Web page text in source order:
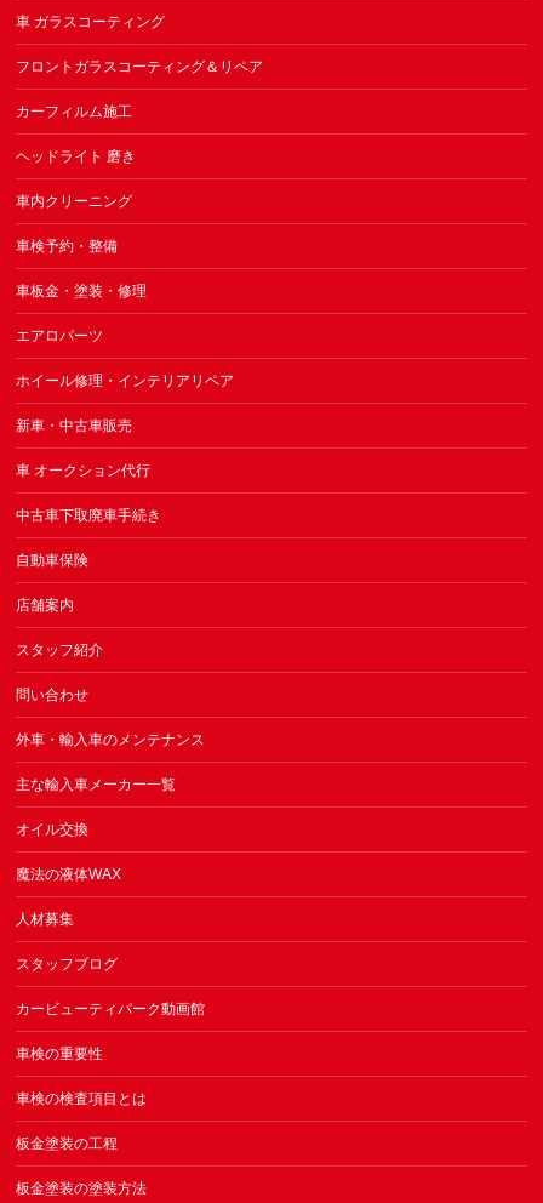
車 ガラスコーティング
フロントガラスコーティング＆リペア
カーフィルム施工
ヘッドライト 磨き
車内クリーニング
車検予約・整備
車板金・塗装・修理
エアロパーツ
ホイール修理・インテリアリペア
新車・中古車販売
車 オークション代行
中古車下取廃車手続き
自動車保険
店舗案内
スタッフ紹介
問い合わせ
外車・輸入車のメンテナンス
主な輸入車メーカー一覧
オイル交換
魔法の液体WAX
人材募集
スタッフブログ
カービューティパーク動画館
車検の重要性
車検の検査項目とは
板金塗装の工程
板金塗装の塗装方法